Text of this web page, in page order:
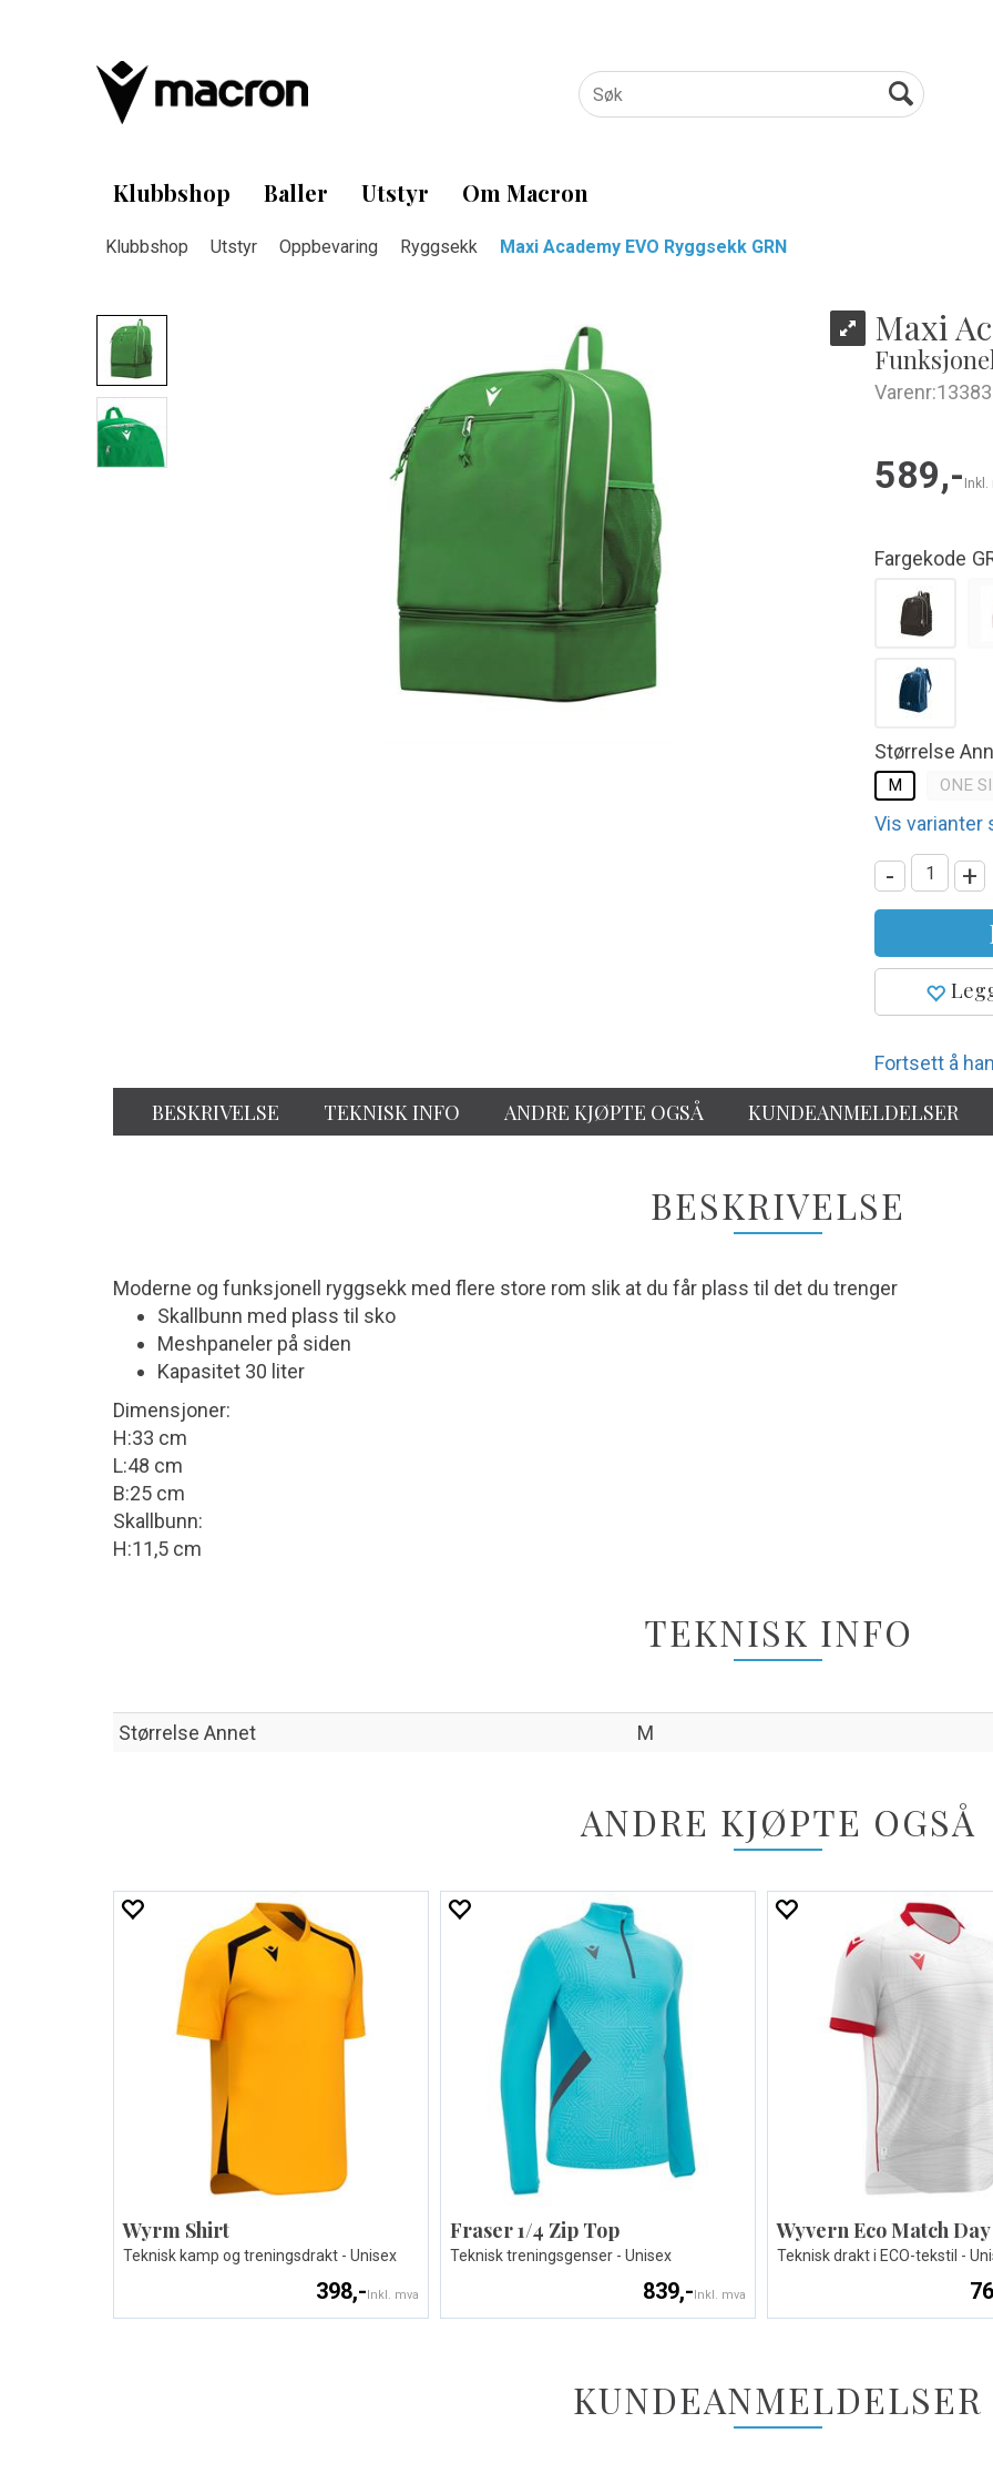
Klubbshop Baller Utstyr Om Macron
Klubbshop Utstyr Oppbevaring Ryggsekk Maxi Academy EVO Ryggsekk GRN
Maxi
Varenr:
589,-
Fargekode
Størrelse
M ONE
Vis varianter
- +
Fortsett å
BESKRIVELSE TEKNISK INFO ANDRE KJØPTE OGSÅ KUNDEANMELDELSER
BESKRIVELSE
Moderne og funksjonell ryggsekk med flere store rom slik at du får plass til det du trenger
Skallbunn med plass til sko
Meshpaneler på siden
Kapasitet 30 liter
Dimensjoner:
H:33 cm
L:48 cm
B:25 cm
Skallbunn:
H:11,5 cm
TEKNISK INFO
Størrelse Annet M
ANDRE KJØPTE OGSÅ
Wyrm Shirt
Teknisk kamp og treningsdrakt - Unisex
398,-Inkl. mva
Fraser 1/4 Zip Top
Teknisk treningsgenser - Unisex
839,-Inkl. mva
Wyvern Eco Match
Teknisk drakt i ECO-tekstil -
KUNDEANMELDELSER